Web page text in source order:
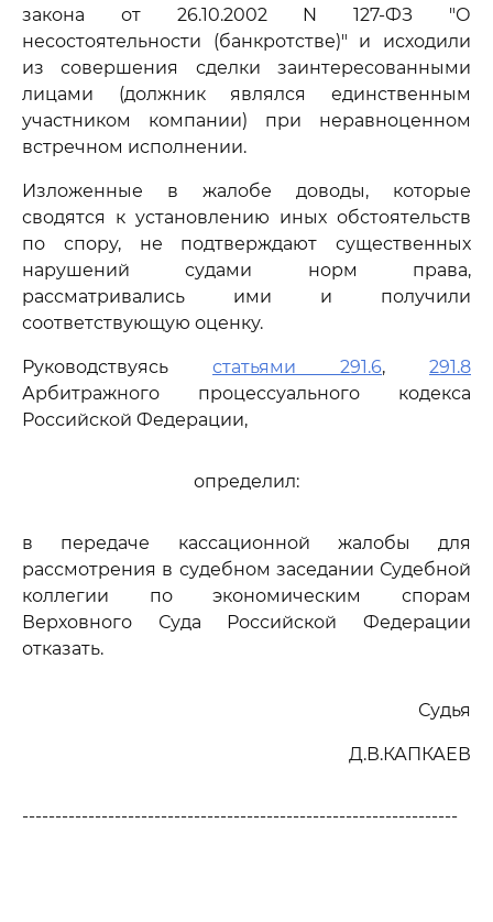
закона от 26.10.2002 N 127-ФЗ "О
несостоятельности (банкротстве)" и исходили
из совершения сделки заинтересованными
лицами (должник являлся единственным
участником компании) при неравноценном
встречном исполнении.
Изложенные в жалобе доводы, которые
сводятся к установлению иных обстоятельств
по спору, не подтверждают существенных
нарушений судами норм права,
рассматривались ими и получили
соответствующую оценку.
Руководствуясь статьями 291.6, 291.8
Арбитражного процессуального кодекса
Российской Федерации,
определил:
в передаче кассационной жалобы для
рассмотрения в судебном заседании Судебной
коллегии по экономическим спорам
Верховного Суда Российской Федерации
отказать.
Судья
Д.В.КАПКАЕВ
------------------------------------------------------------------